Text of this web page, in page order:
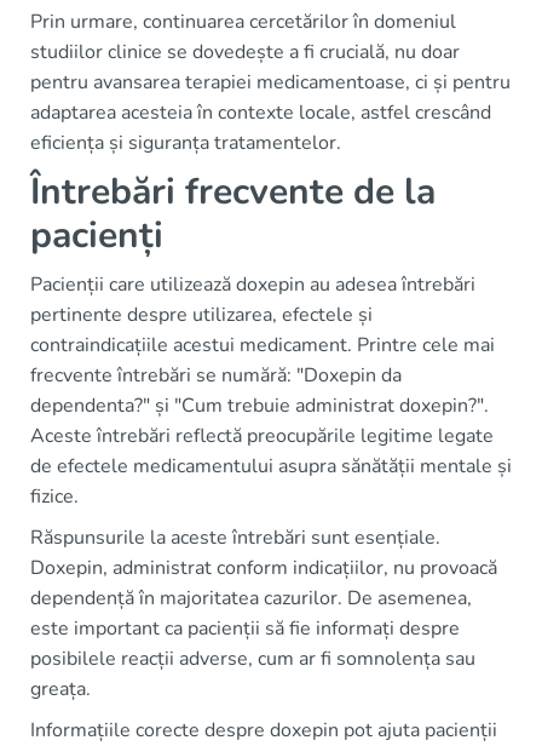
Prin urmare, continuarea cercetărilor în domeniul
studiilor clinice se dovedește a fi crucială, nu doar
pentru avansarea terapiei medicamentoase, ci și pentru
adaptarea acesteia în contexte locale, astfel crescând
eficiența și siguranța tratamentelor.
Întrebări frecvente de la
pacienți
Pacienții care utilizează doxepin au adesea întrebări
pertinente despre utilizarea, efectele și
contraindicațiile acestui medicament. Printre cele mai
frecvente întrebări se numără: "Doxepin da
dependenta?" și "Cum trebuie administrat doxepin?".
Aceste întrebări reflectă preocupările legitime legate
de efectele medicamentului asupra sănătății mentale și
fizice.
Răspunsurile la aceste întrebări sunt esențiale.
Doxepin, administrat conform indicațiilor, nu provoacă
dependență în majoritatea cazurilor. De asemenea,
este important ca pacienții să fie informați despre
posibilele reacții adverse, cum ar fi somnolența sau
greața.
Informațiile corecte despre doxepin pot ajuta pacienții